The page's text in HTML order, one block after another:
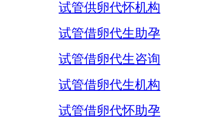
试管供卵代怀机构
试管借卵代生助孕
试管借卵代生咨询
试管借卵代生机构
试管借卵代怀助孕